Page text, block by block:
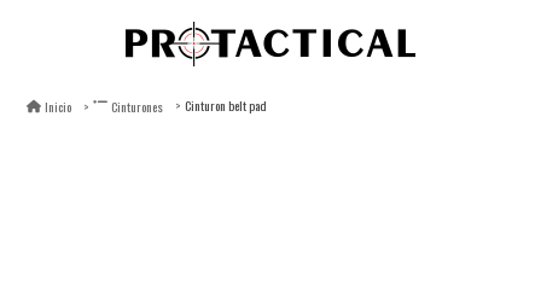
Inicio Cinturones Cinturon belt pad